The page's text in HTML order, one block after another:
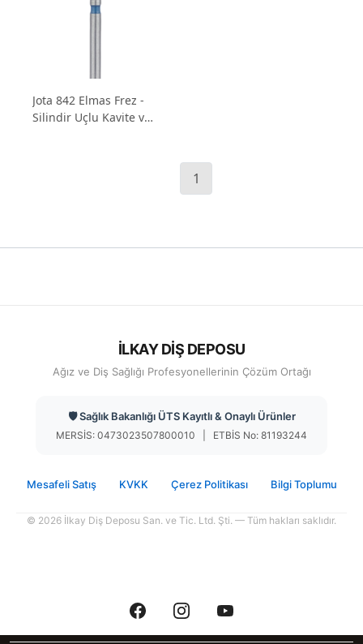
Jota 842 Elmas Frez -
Silindir Uçlu Kavite ve
1
İLKAY DİŞ DEPOSU
Ağız ve Diş Sağlığı Profesyonellerinin Çözüm Ortağı
🛡️ Sağlık Bakanlığı ÜTS Kayıtlı & Onaylı Ürünler
MERSİS: 0473023507800010 | ETBİS No: 81193244
Mesafeli Satış KVKK Çerez Politikası Bilgi Toplumu
© 2026 İlkay Diş Deposu San. ve Tic. Ltd. Şti. — Tüm hakları saklıdır.